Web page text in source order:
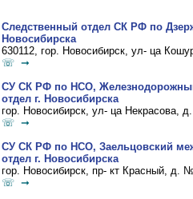
Следственный отдел СК РФ по
Новосибирска
630112, гор. Новосибирск, ул- ца
☏ ➞
СУ СК РФ по НСО,
отдел г. Новосибирска
гор. Новосибирск, ул- ца Некрасова,
☏ ➞
СУ СК РФ по НСО, Заельцовский
отдел г. Новосибирска
гор. Новосибирск, пр- кт Красный, д.
☏ ➞